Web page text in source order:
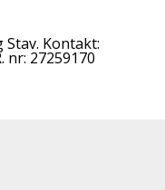
Kontakt:
nr: 27259170